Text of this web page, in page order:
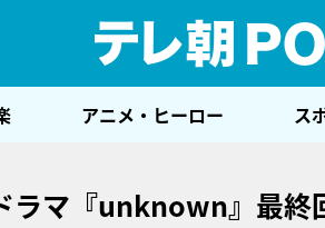
アニメ・ヒーロー ス
ラマ『unknown』最終